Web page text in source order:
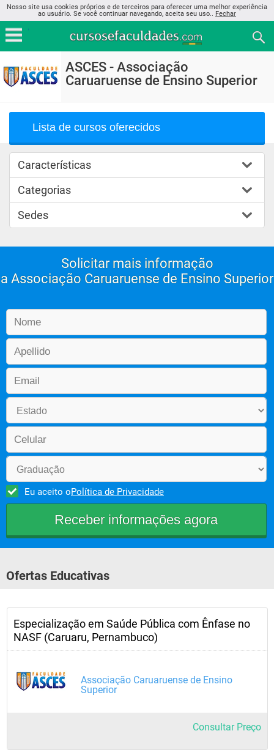
Nosso site usa cookies próprios e de terceiros para oferecer uma melhor experiência
ao usuário. Se você continuar navegando, aceita seu uso.. Fechar
ASCES - Associação
Caruaruense de Ensino Superior
Lista de cursos oferecidos
Características
Categorias
Sedes
Solicitar mais informação
a Associação Caruaruense de Ensino Superior
Eu aceito oPolítica de Privacidade
Ofertas Educativas
Especialização em Saúde Pública com Ênfase no
NASF (Caruaru, Pernambuco)
Associação Caruaruense de Ensino
Superior
Consultar Preço